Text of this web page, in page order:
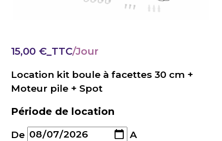
15,00 € _TTC
Location kit boule à facettes 30 cm +
Moteur pile + Spot
Période de location
De
A